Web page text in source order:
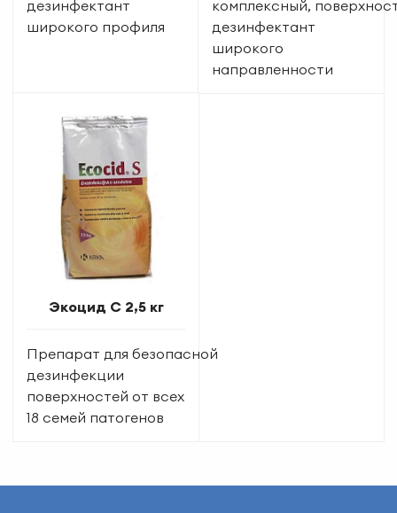
дезинфектант
широкого профиля
комплексный,
дезинфектант
широкого
направленности
Экоцид С 2,5 кг
Препарат для безопасной
дезинфекции
поверхностей от всех
18 семей патогенов